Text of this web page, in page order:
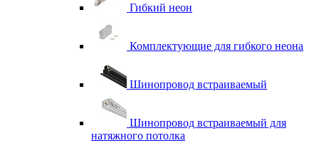
Гибкий неон
Комплектующие для гибкого неона
Шинопровод встраиваемый
Шинопровод встраиваемый для
натяжного потолка